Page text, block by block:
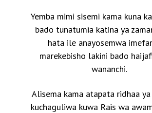
Yemba mimi sisemi kama kuna
bado tunatumia katina ya
hata ile anayosemwa
marekebisho lakini bado
wananchi.
Alisema kama atapata ridhaa
kuchaguliwa kuwa Rais wa